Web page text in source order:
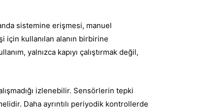
sistemine erişmesi, manuel
için kullanılan alanın birbirine
yalnızca kapıyı çalıştırmak değil,
izlenebilir. Sensörlerin tepki
Daha ayrıntılı periyodik kontrollerde